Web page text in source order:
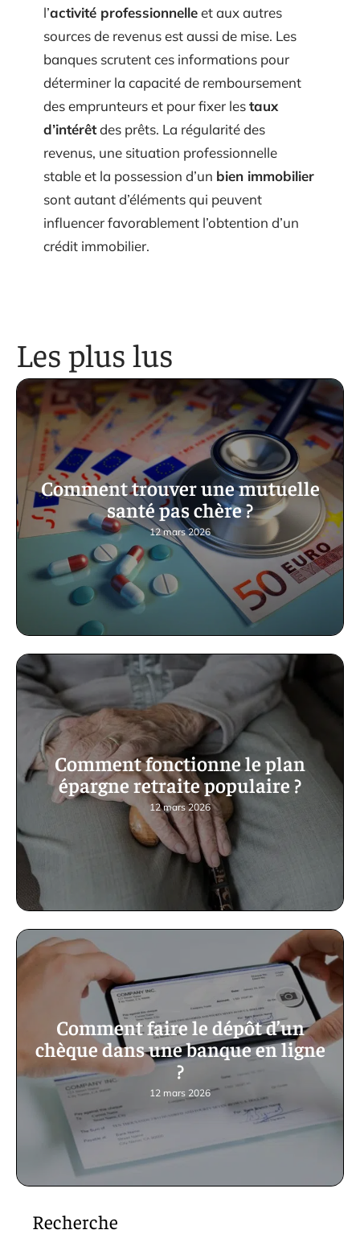
l’activité professionnelleet aux autres
sources de revenus est aussi de mise. Les
banques scrutent ces informations pour
déterminer la capacité de remboursement
des emprunteurs et pour fixer lestaux
d’intérêtdes prêts. La régularité des
revenus, une situation professionnelle
stable et la possession d’un bien immobilier
sont autant d’éléments qui peuvent
influencer favorablement l’obtention d’un
crédit immobilier.
Les plus lus
Comment trouver une mutuelle
santé pas chère ?
12 mars 2026
Comment fonctionne le plan
épargne retraite populaire ?
12 mars 2026
Comment faire le dépôt d’un
chèque dans une banque en ligne
?
12 mars 2026
Recherche